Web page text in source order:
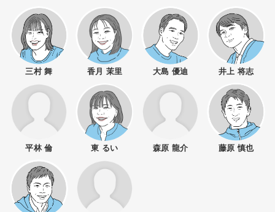
三村 舞 香月 茉里 大島 優迪 井上 将志
平林 倫 東 るい 森原 龍介 藤原 慎也